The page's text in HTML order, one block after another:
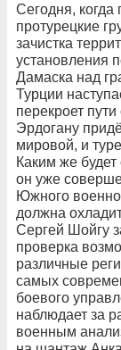
Сегодня, когда
протурецкие
зачистка
установления
Дамаска над
Турции
перекроет
Эрдогану
мировой, и
Каким же
он уже
Южного
должна
Сергей Шойгу
проверка
различные
самых
боевого
наблюдает за
военным